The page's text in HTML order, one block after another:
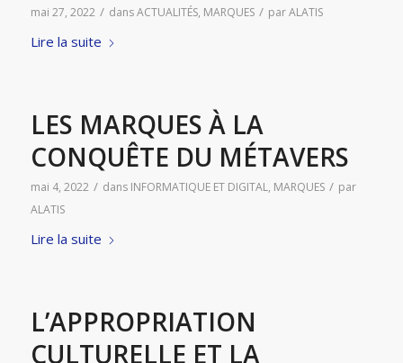
mai 27, 2022 / dansACTUALITÉS, MARQUES / parALATIS
Lire la suite
LES MARQUES À LA
CONQUÊTE DU MÉTAVERS
mai 4, 2022 / dans INFORMATIQUE ET DIGITAL, MARQUES / par
ALATIS
Lire la suite
L’APPROPRIATION
CULTURELLE ET LA